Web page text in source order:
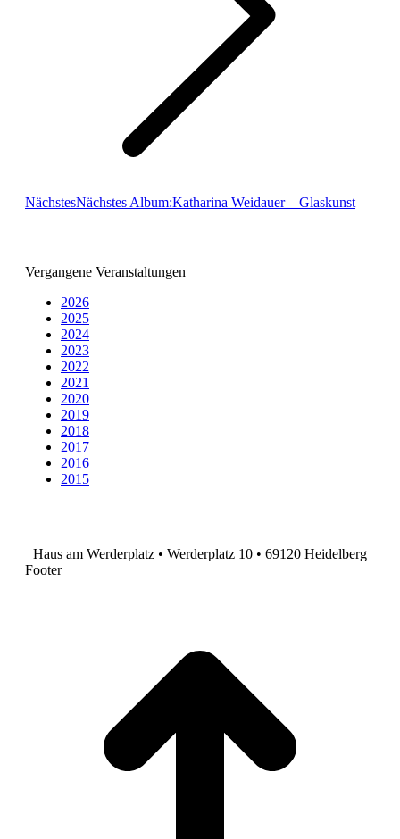
NächstesNächstes Album:Katharina Weidauer – Glaskunst
Vergangene Veranstaltungen
2026
2025
2024
2023
2022
2021
2020
2019
2018
2017
2016
2015
Haus am Werderplatz • Werderplatz 10 • 69120 Heidelberg
Footer